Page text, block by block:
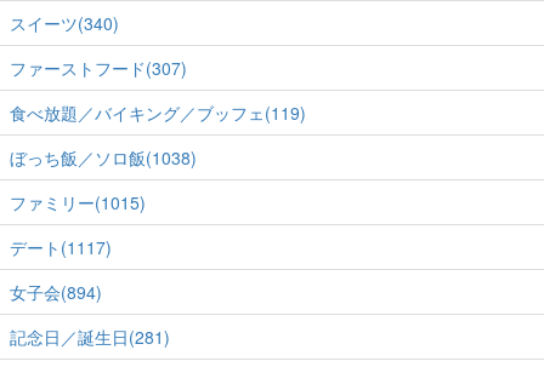
スイーツ(340)
ファーストフード(307)
食べ放題／バイキング／ブッフェ(119)
ぼっち飯／ソロ飯(1038)
ファミリー(1015)
デート(1117)
女子会(894)
記念日／誕生日(281)